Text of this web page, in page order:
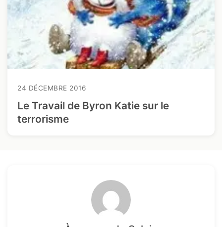
24 DÉCEMBRE 2016
Le Travail de Byron Katie sur le
terrorisme